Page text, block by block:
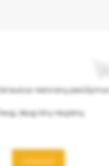
Geriausius restoranų pasiūlymus
Daug, daug kitų naujienų
Užsisakyti